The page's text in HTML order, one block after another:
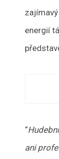
energií
“
ani